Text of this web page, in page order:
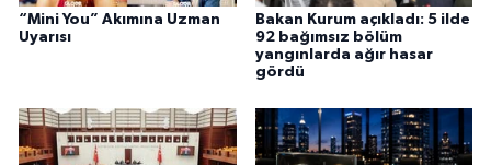
“Mini You” Akımına Uzman
Uyarısı
Bakan Kurum açıkladı: 5 ilde
92 bağımsız bölüm
yangınlarda ağır hasar
gördü